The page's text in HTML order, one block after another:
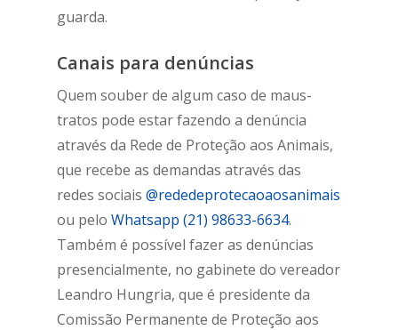
guarda.
Canais para denúncias
Quem souber de algum caso de maus-
tratos pode estar fazendo a denúncia
através da Rede de Proteção aos Animais,
que recebe as demandas através das
redes sociais @rededeprotecaoaosanimais
ou pelo Whatsapp (21) 98633-6634.
Também é possível fazer as denúncias
presencialmente, no gabinete do vereador
Leandro Hungria, que é presidente da
Comissão Permanente de Proteção aos